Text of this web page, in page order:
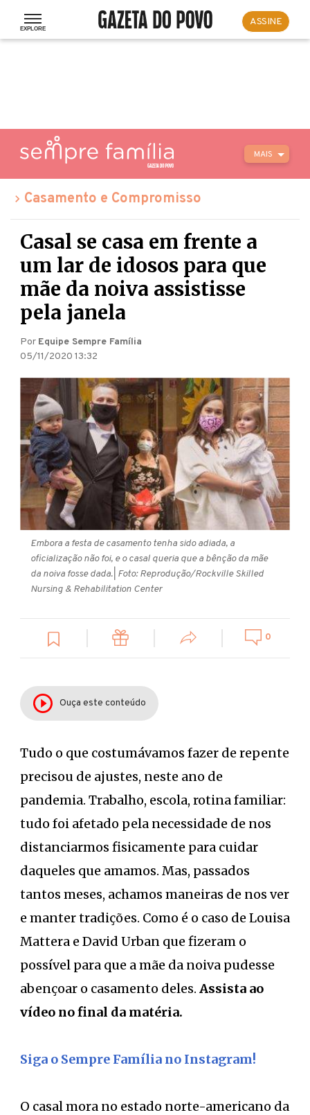
ASSINE
MAIS
Casamento e Compromisso
Casal se casa em frente a
um lar de idosos para que
mãe da noiva assistisse
pela janela
Por Equipe Sempre Família
05/11/2020 13:32
Embora a festa de casamento tenha sido adiada, a
oficialização não foi, e o casal queria que a bênção da mãe
da noiva fosse dada. | Foto: Reprodução/Rockville Skilled
Nursing & Rehabilitation Center
0
Ouça este conteúdo
Tudo o que costumávamos fazer de repente
precisou de ajustes, neste ano de
pandemia. Trabalho, escola, rotina familiar:
tudo foi afetado pela necessidade de nos
distanciarmos fisicamente para cuidar
daqueles que amamos. Mas, passados
tantos meses, achamos maneiras de nos ver
e manter tradições. Como é o caso de Louisa
Mattera e David Urban que fizeram o
possível para que a mãe da noiva pudesse
abençoar o casamento deles. Assista ao
vídeo no final da matéria.
Siga o Sempre Família no Instagram!
O casal mora no estado norte-americano da